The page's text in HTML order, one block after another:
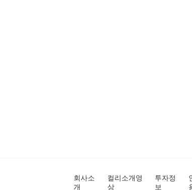
회사소
개
컬리소개영
상
투자정
보